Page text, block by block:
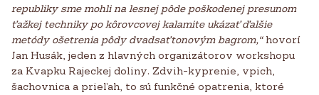
republiky sme mohli na lesnej pôde poškodenej presunom
ťažkej techniky po kôrovcovej kalamite ukázať ďalšie
metódy ošetrenia pôdy dvadsaťtonovým bagrom,“hovorí
Jan Husák, jeden z hlavných organizátorov workshopu
za Kvapku Rajeckej doliny. Zdvih-kyprenie, vpich,
šachovnica a prieľah, to sú funkčné opatrenia, ktoré